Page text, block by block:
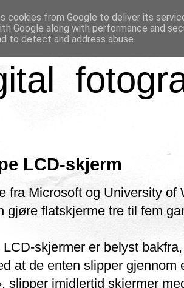
LCD-skjerm
fra Microsoft og University
gjøre flatskjerme tre til fem
LCD-skjermer er belyst
at de enten slipper
slipper imidlertid skjermer
cookies from Google to deliver its
Google along with performance and
to detect and address abuse.